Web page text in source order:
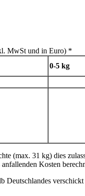
MwSt und in Euro) *
0-5 kg
(max. 31 kg) dies
Kosten